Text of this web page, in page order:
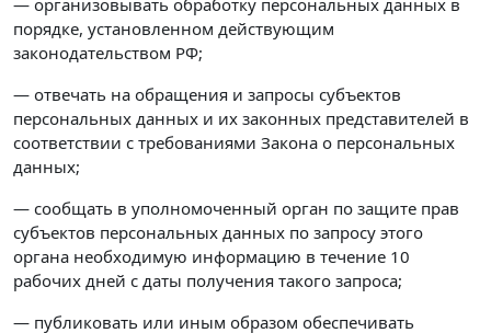
— организовывать обработку персональных данных в
порядке, установленном действующим
законодательством РФ;
— отвечать на обращения и запросы субъектов
персональных данных и их законных представителей в
соответствии с требованиями Закона о персональных
данных;
— сообщать в уполномоченный орган по защите прав
субъектов персональных данных по запросу этого
органа необходимую информацию в течение 10
рабочих дней с даты получения такого запроса;
— публиковать или иным образом обеспечивать